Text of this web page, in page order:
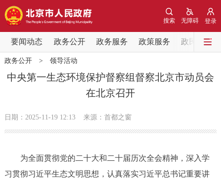
登录
无障碍
搜索
要闻动态 政务公开 政务服务 政策服务 政民互动
要闻动态
党中央精神
会议信息
市领导 机构职能 政策服务
政务公开> 领导活动
中央第一生态环境保护督察组督察北京市动员会
在北京召开
日期：2025-11-19 12:13 来源：首都之窗
为全面贯彻党的二十大和二十届历次全会精神，深入学
习贯彻习近平生态文明思想，认真落实习近平总书记重要讲